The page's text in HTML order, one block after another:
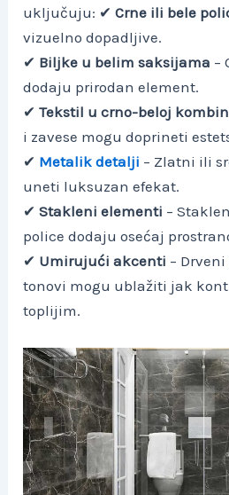
uključuju: ✔Crne ili bele
vizuelno dopadljive.
✔ Biljke u belim saksijama –
dodaju prirodan element.
✔Tekstil u crno-beloj
i zavese mogu doprineti
✔ Metalik detalji – Zlatni ili
uneti luksuzan efekat.
✔Stakleni elementi –
police dodaju osećaj
✔ Umirujući akcenti –
tonovi mogu ublažiti jak
toplijim.